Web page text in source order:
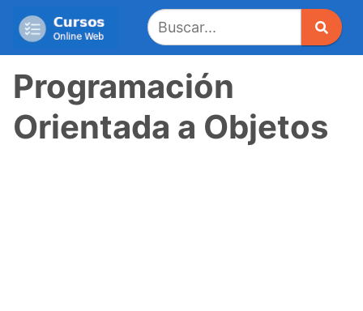
Programación
Orientada a Objetos